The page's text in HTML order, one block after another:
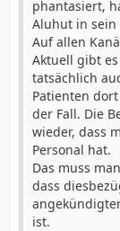
phantasiert,
Aluhut in
Auf allen
Aktuell gibt
tatsächlich
Patienten
der Fall. Die
wieder, dass
Personal hat.
Das muss
dass
ist.